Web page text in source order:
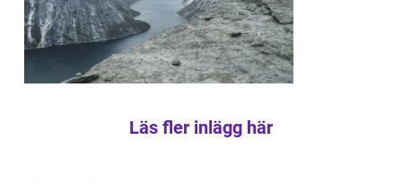
Läs fler inlägg här